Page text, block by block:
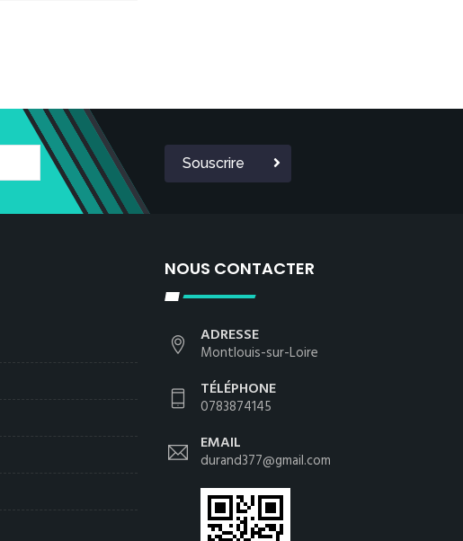
Souscrire
NOUS CONTACTER
ADRESSE
Montlouis-sur-Loire
TÉLÉPHONE
0783874145
EMAIL
durand377@gmail.com